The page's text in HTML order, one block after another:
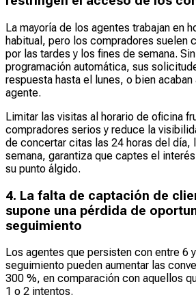
La mayoría de los agentes trabajan en
habitual, pero los compradores suelen
por las tardes y los fines de semana.
programación automática, sus
respuesta hasta el lunes, o bien
agente.
Limitar las visitas al horario de oficina
compradores serios y reduce la
de concertar citas las 24 horas del día,
semana, garantiza que captes el
su punto álgido.
4. La falta de captación de
supone una pérdida de
seguimiento
Los agentes que persisten con entre 6
seguimiento pueden aumentar las
300 %, en comparación con aquellos
1 o 2 intentos.